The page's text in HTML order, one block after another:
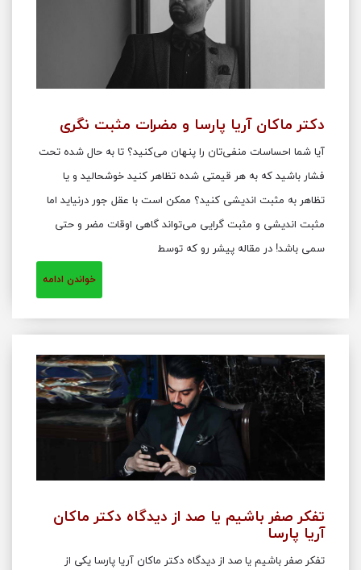
دکتر ماکان آریا پارسا و مضرات مثبت نگری
آیا شما احساسات منفی‌تان را پنهان می‌کنید؟ تا به حال شده تحت
فشار باشید که به هر قیمتی شده تظاهر کنید خوشحالید و یا
تظاهر به مثبت اندیشی کنید؟ ممکن است با عقل جور درنیاید اما
مثبت ‌اندیشی و مثبت گرایی می‌تواند گاهی اوقات مضر و حتی
سمی باشد! در مقاله پیشر رو که توسط
خواندن ادامه
تفکر صفر باشیم یا صد از دیدگاه دکتر ماکان
آریا پارسا
تفکر صفر باشیم یا صد از دیدگاه دکتر ماکان آریا پارسا یکی از